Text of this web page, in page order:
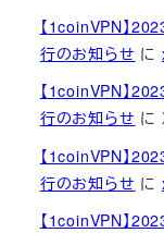
【1coinVPN】
行のお知らせ に
【1coinVPN】
行のお知らせ に
【1coinVPN】
行のお知らせ に
【1coinVPN】